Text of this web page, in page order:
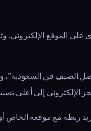
على الموقع
في السعودية”،
الإلكتروني إلى أعلى
ربطه مع موقعه